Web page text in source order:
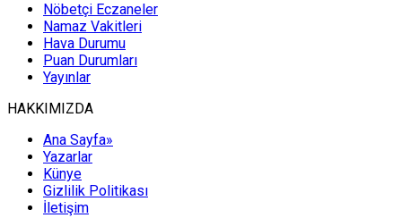
Nöbetçi Eczaneler
Namaz Vakitleri
Hava Durumu
Puan Durumları
Yayınlar
HAKKIMIZDA
Ana Sayfa»
Yazarlar
Künye
Gizlilik Politikası
İletişim